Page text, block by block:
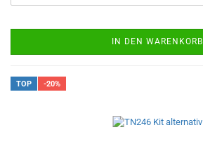
IN DEN WARENKORB
TOP -20%